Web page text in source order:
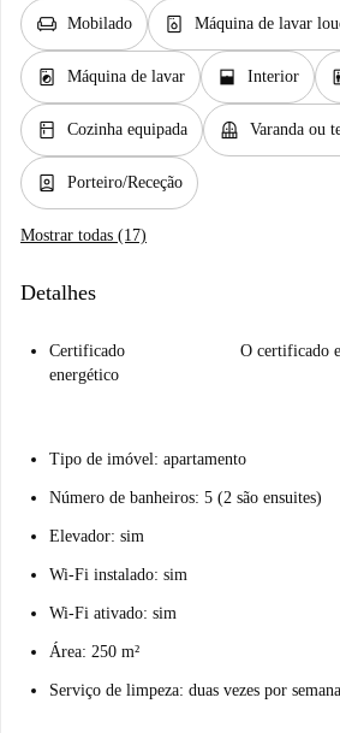
chair Mobilado dishwasher_gen Máquina de lavar
local_laundry_service Máquina de lavar window_open Interior
kitchen Cozinha equipada balcony Varanda ou
person_book Porteiro/Receção
Mostrar todas (17)
Detalhes
Certificado
energético
O certificado
Tipo de imóvel: apartamento
Número de banheiros: 5 (2 são ensuites)
Elevador: sim
Wi-Fi instalado: sim
Wi-Fi ativado: sim
Área: 250 m²
Serviço de limpeza: duas vezes por